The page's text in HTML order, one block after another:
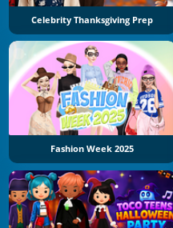
Celebrity Thanksgiving Prep
Fashion Week 2025